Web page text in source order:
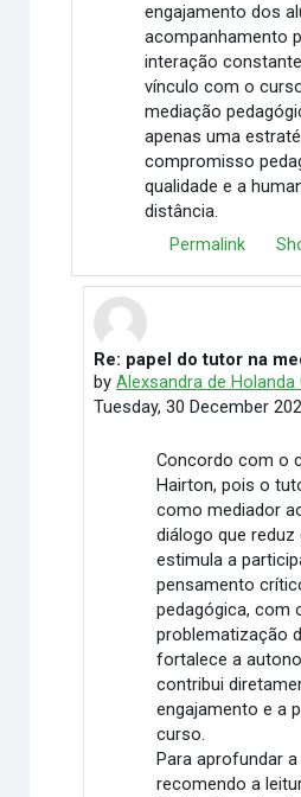
engajamento dos
acompanhamento
interação
vínculo com o
mediação
apenas uma
compromisso
qualidade e a
distância.
Permalink
In reply to Hairton Gomes
Re: papel do tutor na
byAlexsandra de Holanda
Tuesday, 30 December
Concordo com o
Hairton, pois o
como mediador
diálogo que
estimula a
pensamento
pedagógica, com
problematização
fortalece a
contribui
engajamento e a
curso.
Para aprofundar
recomendo a